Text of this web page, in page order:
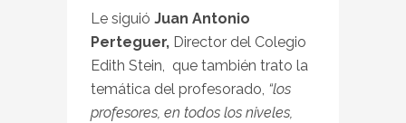
Le siguió Juan Antonio
Perteguer, Director del Colegio
Edith Stein, que también trato la
temática del profesorado, “los
profesores, en todos los niveles,